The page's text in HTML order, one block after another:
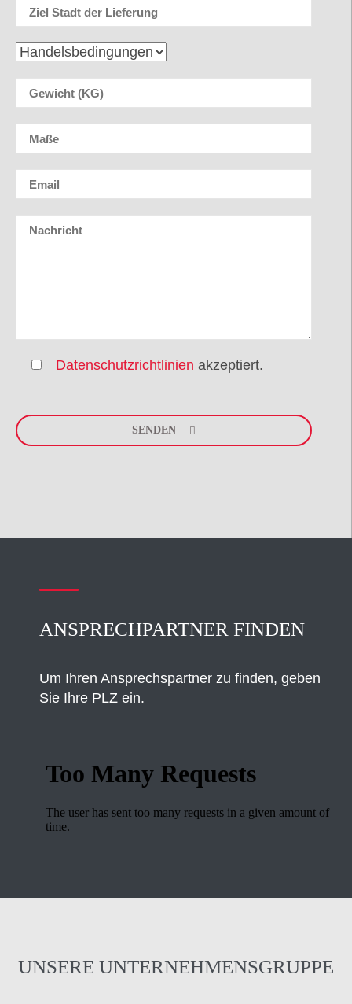
Datenschutzrichtlinien akzeptiert.
leave
this
SENDEN
ANSPRECHPARTNER FINDEN
Um Ihren Ansprechspartner zu finden, geben
Sie Ihre PLZ ein.
UNSERE UNTERNEHMENSGRUPPE